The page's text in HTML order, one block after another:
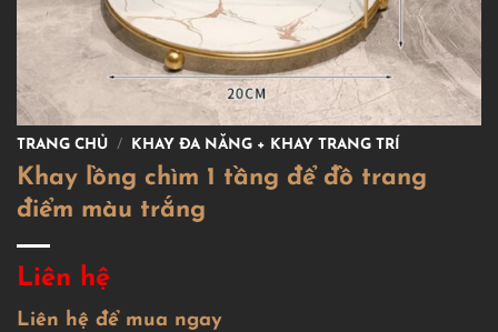
TRANG CHỦ / KHAY ĐA NĂNG + KHAY TRANG TRÍ
Khay lồng chìm 1 tầng để đồ trang
điểm màu trắng
Liên hệ
Liên hệ để mua ngay